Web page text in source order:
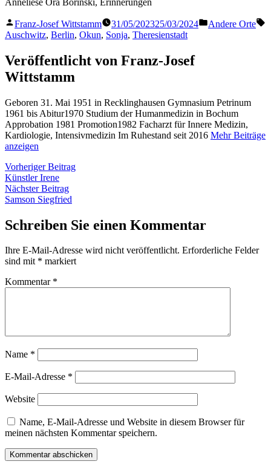
Veröffentlicht
von
Franz-Josef Wittstamm 31/05/202325/03/2024
Veröffentlicht
Andere Orte
Auschwitz, Berlin, Okun, Sonja, Theresienstadt
Veröffentlicht von Franz-Josef
Wittstamm
Geboren 31. Mai 1951 in Recklinghausen Gymnasium Petrinum
1961 bis Abitur1970 Studium der Humanmedizin in Bochum
Approbation 1981 Promotion1982 Facharzt für Innere Medizin,
Kardiologie, Intensivmedizin Im Ruhestand seit 2016 Mehr Beiträge
anzeigen
Beitragsnavigation
Vorheriger BeitragVorheriger
Künstler Irene
Nächster BeitragNächster
Beitrag:
Samson Siegfried
Schreiben Sie einen Kommentar
Ihre E-Mail-Adresse wird nicht veröffentlicht. Erforderliche Felder
sind mit * markiert
Kommentar *
Name *
E-Mail-Adresse *
Website
Name, E-Mail-Adresse und Website in diesem Browser für
meinen nächsten Kommentar speichern.